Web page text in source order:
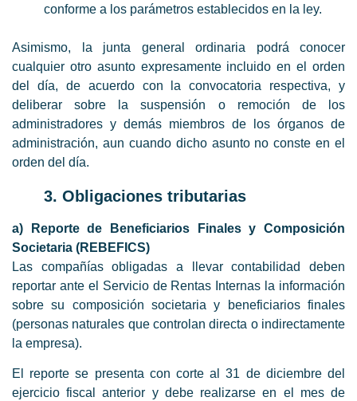
conforme a los parámetros establecidos en la ley.
Asimismo, la junta general ordinaria podrá conocer
cualquier otro asunto expresamente incluido en el orden
del día, de acuerdo con la convocatoria respectiva, y
deliberar sobre la suspensión o remoción de los
administradores y demás miembros de los órganos de
administración, aun cuando dicho asunto no conste en el
orden del día.
3. Obligaciones tributarias
a) Reporte de Beneficiarios Finales y Composición
Societaria (REBEFICS)
Las compañías obligadas a llevar contabilidad deben
reportar ante el Servicio de Rentas Internas la información
sobre su composición societaria y beneficiarios finales
(personas naturales que controlan directa o indirectamente
la empresa).
El reporte se presenta con corte al 31 de diciembre del
ejercicio fiscal anterior y debe realizarse en el mes de